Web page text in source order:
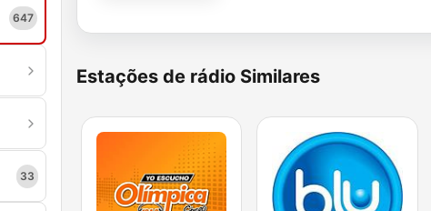
647
33
Estações de rádio Similares